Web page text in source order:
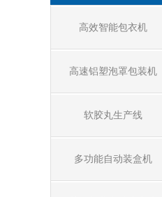
高效智能包衣机
高速铝塑泡罩包装机
软胶丸生产线
多功能自动装盒机